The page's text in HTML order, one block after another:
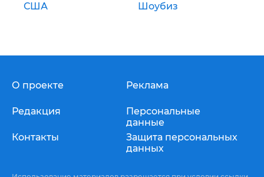
США Шоубиз
О проекте
Редакция
Контакты
Реклама
Персональные
данные
Защита персональных
данных